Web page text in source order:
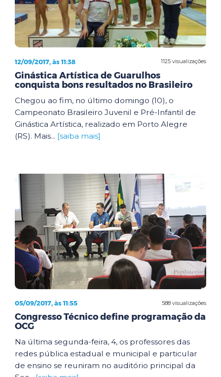
1125 visualizações
12/09/2017, às 11:38
Ginástica Artística de Guarulhos
conquista bons resultados no Brasileiro
Chegou ao fim, no último domingo (10), o
Campeonato Brasileiro Juvenil e Pré-Infantil de
Ginástica Artística, realizado em Porto Alegre
(RS). Mais... [saiba mais]
588 visualizações
05/09/2017, às 11:55
Congresso Técnico define programação da
OCG
Na última segunda-feira, 4, os professores das
redes pública estadual e municipal e particular
de ensino se reuniram no auditório principal da